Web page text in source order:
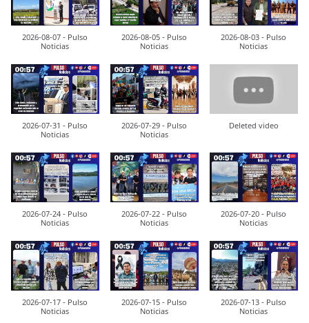
2026-08-07 - Pulso
Noticias
2026-08-05 - Pulso
Noticias
2026-08-03 - Pulso
Noticias
2026-07-31 - Pulso
Noticias
2026-07-29 - Pulso
Noticias
Deleted video
2026-07-24 - Pulso
Noticias
2026-07-22 - Pulso
Noticias
2026-07-20 - Pulso
Noticias
2026-07-17 - Pulso
Noticias
2026-07-15 - Pulso
Noticias
2026-07-13 - Pulso
Noticias